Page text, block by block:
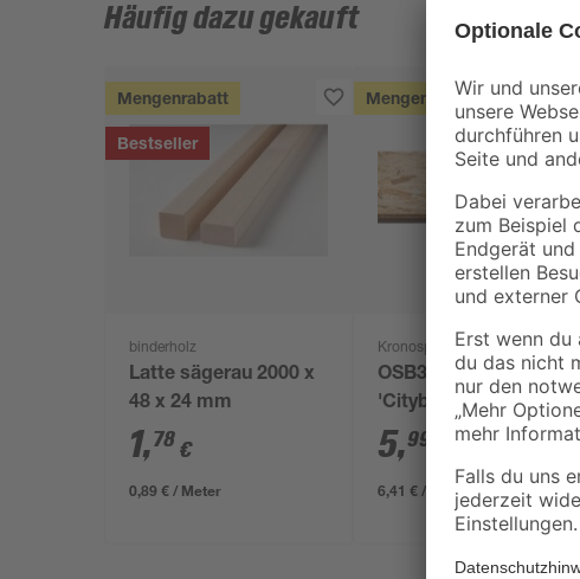
Häufig dazu gekauft
Mengenrabatt
Bestseller
binderholz
Latte sägerau 2000 x
48 x 24 mm
1,78 €
0,89 € / Meter
Mengenrabatt
Kronospan
OSB3-Verlegeplatte
'Cityboard'
ungeschliffen 1690 x
634 x 12 mm
5,99
6,41 € / Pack